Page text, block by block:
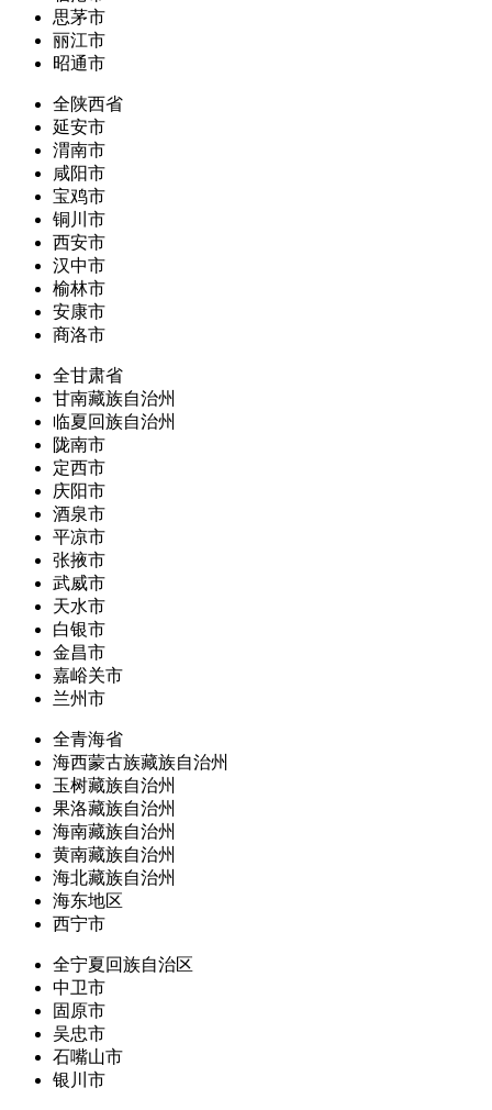
思茅市
丽江市
昭通市
全陕西省
延安市
渭南市
咸阳市
宝鸡市
铜川市
西安市
汉中市
榆林市
安康市
商洛市
全甘肃省
甘南藏族自治州
临夏回族自治州
陇南市
定西市
庆阳市
酒泉市
平凉市
张掖市
武威市
天水市
白银市
金昌市
嘉峪关市
兰州市
全青海省
海西蒙古族藏族自治州
玉树藏族自治州
果洛藏族自治州
海南藏族自治州
黄南藏族自治州
海北藏族自治州
海东地区
西宁市
全宁夏回族自治区
中卫市
固原市
吴忠市
石嘴山市
银川市